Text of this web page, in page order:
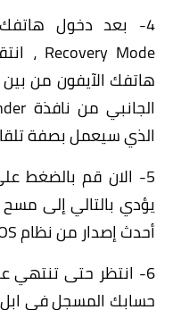
4- بعد دخول هاتفك الايفون في وضع الاسترداد
Recovery Mode ،
هاتفك الآيفون من
الذي سيعمل بصفة
يؤدي بالتالي إلى مسح
أحدث إصدار من نظام iOS المتوفر.